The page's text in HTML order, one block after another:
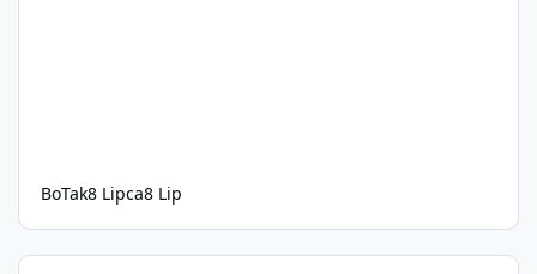
BoTak8 Lipca8 Lip